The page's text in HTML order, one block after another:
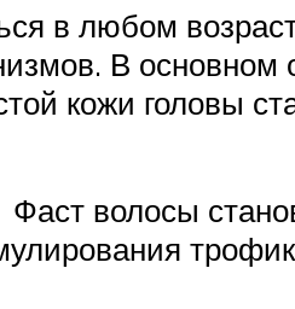
в любом
В основном
кожи головы
волосы